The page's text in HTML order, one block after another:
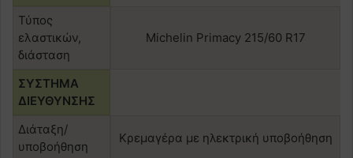
Τύπος
ελαστικών,
διάσταση
Michelin Primacy 215/60 R17
ΣΥΣΤΗΜΑ
ΔΙΕΥΘΥΝΣΗΣ
Διάταξη/
υποβοήθηση
Κρεμαγέρα με ηλεκτρική υποβοήθηση